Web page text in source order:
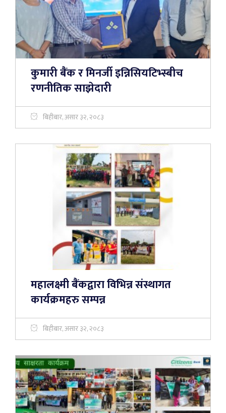
कुमारी बैंक र मिनर्जी इन्निसियटिभ्स्बीच
रणनीतिक साझेदारी
बिहीबार, असार ३२, २०८३
महालक्ष्मी बैंकद्वारा विभिन्न संस्थागत
कार्यक्रमहरु सम्पन्न
बिहीबार, असार ३२, २०८३